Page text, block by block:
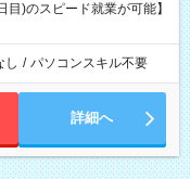
)のスピード就業が可能】
し / パソコンスキル不要
詳細へ